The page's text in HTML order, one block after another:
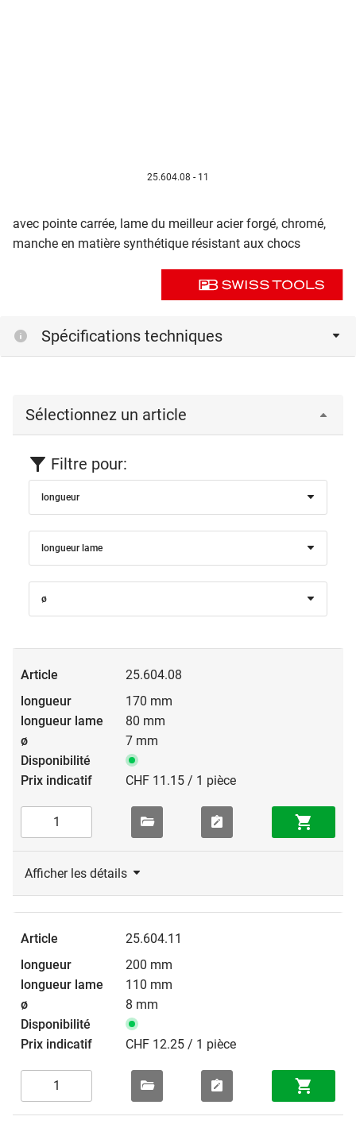
25.604.08 - 11
avec pointe carrée, lame du meilleur acier forgé, chromé,
manche en matière synthétique résistant aux chocs
Spécifications techniques
Sélectionnez un article
Filtre pour:
longueur
longueur lame
ø
25.604.08
170 mm
80 mm
7 mm
CHF 11.15 / 1 pièce
Afficher les détails
25.604.11
200 mm
110 mm
8 mm
CHF 12.25 / 1 pièce